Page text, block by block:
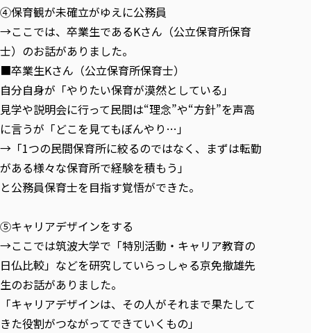
④保育観が未確立がゆえに公務員
→ここでは、卒業生であるKさん（公立保育所保育
士）のお話がありました。
■卒業生Kさん（公立保育所保育士）
自分自身が「やりたい保育が漠然としている」
見学や説明会に行って民間は“理念”や“方針”を声高
に言うが「どこを見てもぼんやり…」
→「1つの民間保育所に絞るのではなく、まずは転勤
がある様々な保育所で経験を積もう」
と公務員保育士を目指す覚悟ができた。
⑤キャリアデザインをする
→ここでは筑波大学で「特別活動・キャリア教育の
日仏比較」などを研究していらっしゃる京免撤雄先
生のお話がありました。
「キャリアデザインは、その人がそれまで果たして
きた役割がつながってできていくもの」